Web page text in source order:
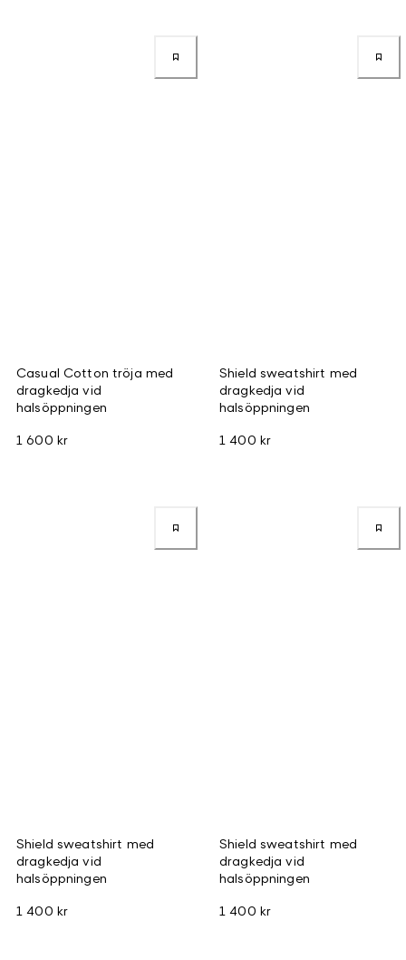
Casual Cotton tröja med
dragkedja vid
halsöppningen
1 600 kr
Shield sweatshirt med
dragkedja vid
halsöppningen
1 400 kr
Shield sweatshirt med
dragkedja vid
halsöppningen
1 400 kr
Shield sweatshirt med
dragkedja vid
halsöppningen
1 400 kr